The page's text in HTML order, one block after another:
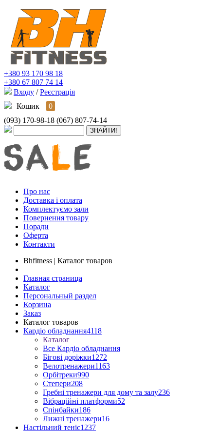
+380 93 170 98 18
+380 67 807 74 14
Входу / Реєстрація
Кошик
0
(093) 170-98-18 (067) 807-74-14
Про нас
Доставка і оплата
Комплектуємо зали
Повернення товару
Поради
Оферта
Контакти
Bhfitness | Каталог товаров
Главная страница
Каталог
Персональный раздел
Корзина
Заказ
Каталог товаров
Кардіо обладнання4118
Каталог
Все Кардіо обладнання
Бігові доріжки1272
Велотренажери1163
Орбітреки990
Степери208
Гребні тренажери для дому та залу236
Вібраційні платформи52
Спінбайки186
Лижні тренажери16
Настільний теніс1237